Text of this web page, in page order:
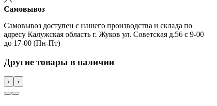
Самовывоз
Самовывоз доступен с нашего производства и склада по
адресу Калужская область г. Жуков ул. Советская д.56 с 9-00
до 17-00 (Пн-Пт)
Другие товары в наличии
‹ ›